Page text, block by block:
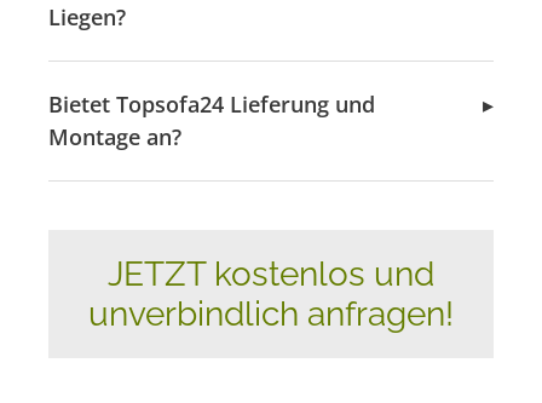
Liegen?
Bietet Topsofa24 Lieferung und
Montage an?
JETZT kostenlos und
unverbindlich anfragen!